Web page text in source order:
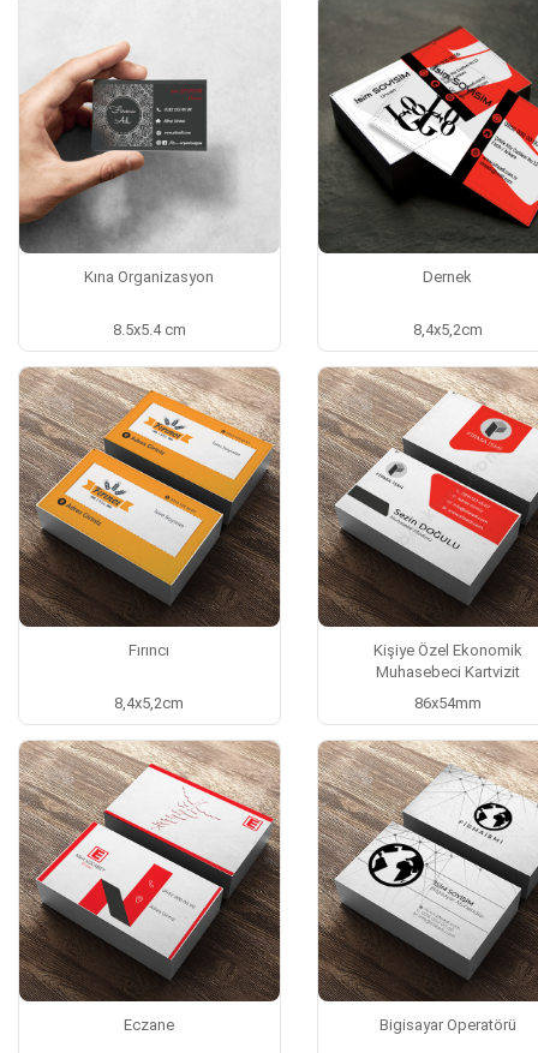
Kına Organizasyon
8.5x5.4 cm
Dernek
8,4x5,2cm
Fırıncı
8,4x5,2cm
Kişiye Özel Ekonomik
Muhasebeci Kartvizit
86x54mm
Eczane Bigisayar Operatörü